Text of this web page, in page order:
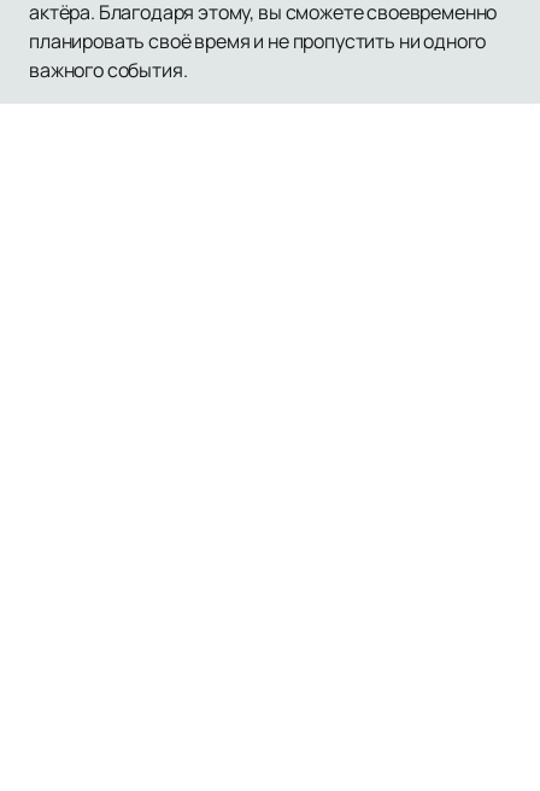
актёра. Благодаря этому, вы сможете своевременно
планировать своё время и не пропустить ни одного
важного события.